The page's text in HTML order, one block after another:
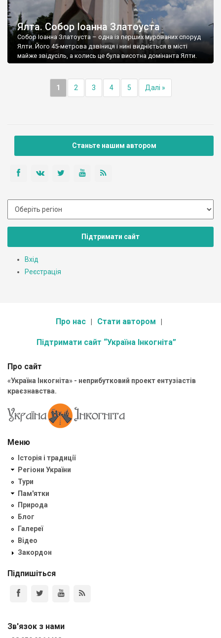
Ялта. Собор Іоанна Златоуста
Собор Іоанна Златоуста – одна із перших мурованих споруд
Ялти. Його 45-метрова дзвіниця і нині видніється в місті
майже звідусіль, а колись це була висотна домінанта Ялти.
1 2 3 4 5 Далі »
Станьте нашим автором
Підтримати сайт
Вхід
Реєстрація
Про нас Стати автором
Підтримати сайт “Україна Інкогніта”
Про сайт
«Україна Інкогніта» - неприбутковий проект ентузіастів
краєзнавства.
Меню
Історія і традиції
Регіони України
Тури
Пам'ятки
Природа
Блог
Галереї
Відео
Закордон
Підпишіться
Зв'язок з нами